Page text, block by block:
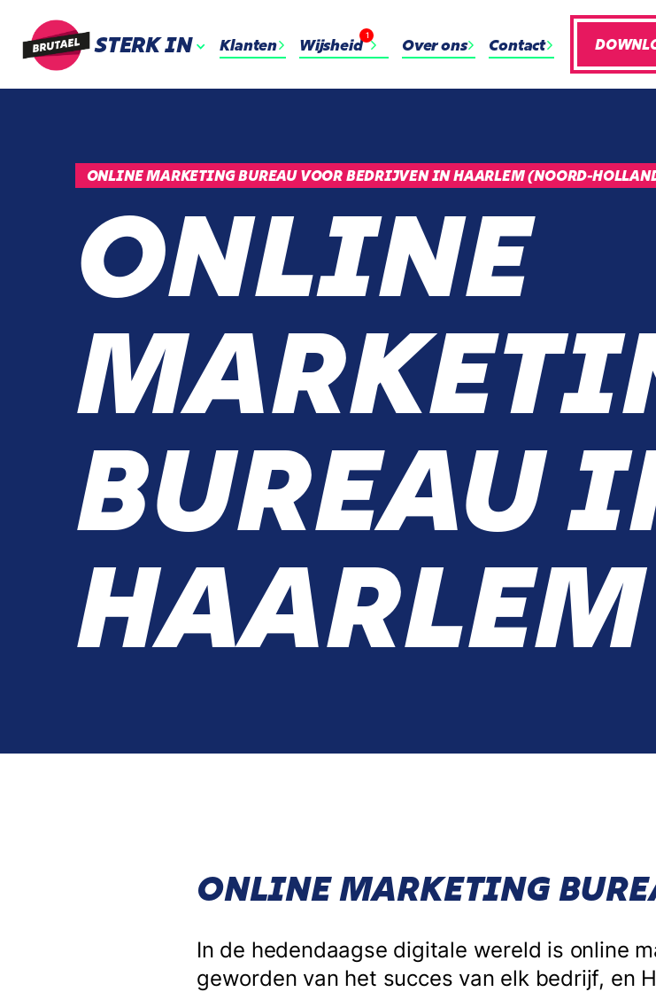
STERK IN Klanten Wijsheid
1
Over ons Contact
ONLINE MARKETING BUREAU VOOR BEDRIJVEN IN HAARLEM (NOORD-
ONLINE
BUREAU
HAARLEM
ONLINE MARKETING
In de hedendaagse digitale wereld is online
geworden van het succes van elk bedrijf, en